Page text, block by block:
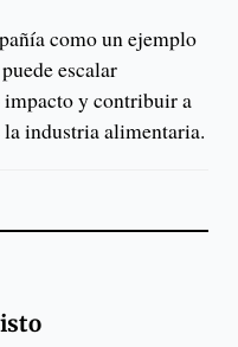
como un ejemplo
escalar
impacto y contribuir a
industria alimentaria.